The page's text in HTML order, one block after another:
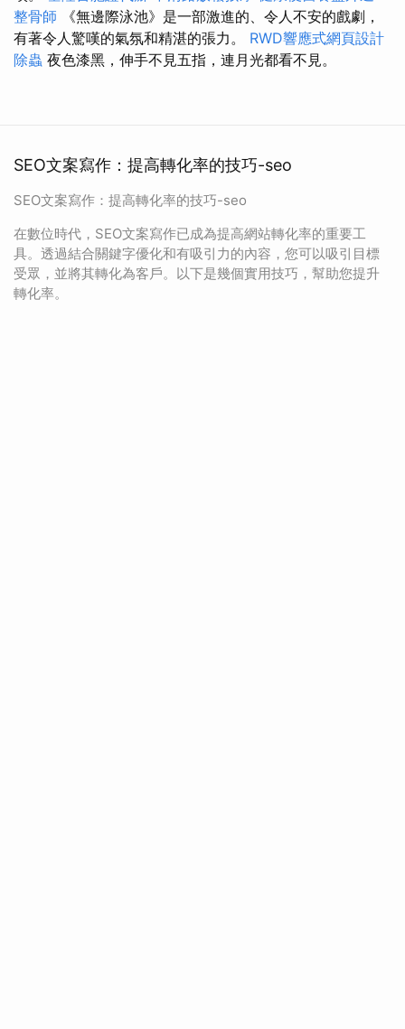
整骨師 《無邊際泳池》是一部激進的、令人不安的戲劇，
有著令人驚嘆的氣氛和精湛的張力。 RWD響應式網頁設計
除蟲 夜色漆黑，伸手不見五指，連月光都看不見。
SEO文案寫作：提高轉化率的技巧-seo
SEO文案寫作：提高轉化率的技巧-seo
在數位時代，SEO文案寫作已成為提高網站轉化率的重要工
具。透過結合關鍵字優化和有吸引力的內容，您可以吸引目標
受眾，並將其轉化為客戶。以下是幾個實用技巧，幫助您提升
轉化率。